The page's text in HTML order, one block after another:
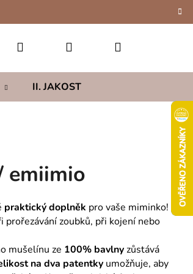
II. JAKOST
Hledat PřihlášeníNákupní
emiimio
praktický doplněk pro vaše miminko!
prořezávání zoubků, při kojení nebo
mušelínu ze 100% bavlnyzůstává
na dva patentky umožňuje, aby